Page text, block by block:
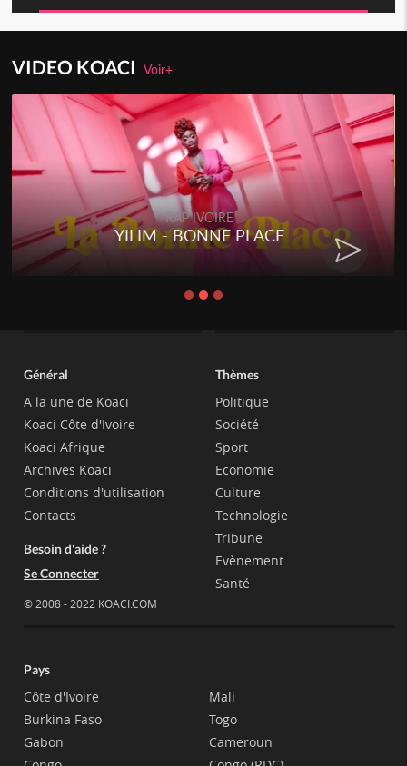
VIDEO KOACIVoir+
RAP IVOIRE
YILIM - BONNE PLACE
Général
A la une de Koaci
Koaci Côte d'Ivoire
Koaci Afrique
Archives Koaci
Conditions d'utilisation
Contacts
Besoin d'aide ?
Se Connecter
© 2008 - 2022 KOACI.COM
Thèmes
Politique
Société
Sport
Economie
Culture
Technologie
Tribune
Evènement
Santé
Pays
Côte d'Ivoire
Burkina Faso
Gabon
Mali
Togo
Cameroun